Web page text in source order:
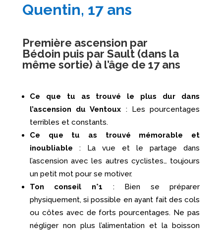
Quentin, 17 ans
Première ascension par
Bédoin puis par Sault (dans la
même sortie) à l’âge de 17 ans
Ce que tu as trouvé le plus dur dans
l’ascension du Ventoux : Les pourcentages
terribles et constants.
Ce que tu as trouvé mémorable et
inoubliable : La vue et le partage dans
l’ascension avec les autres cyclistes… toujours
un petit mot pour se motiver.
Ton conseil n°1 : Bien se préparer
physiquement, si possible en ayant fait des cols
ou côtes avec de forts pourcentages. Ne pas
négliger non plus l’alimentation et la boisson